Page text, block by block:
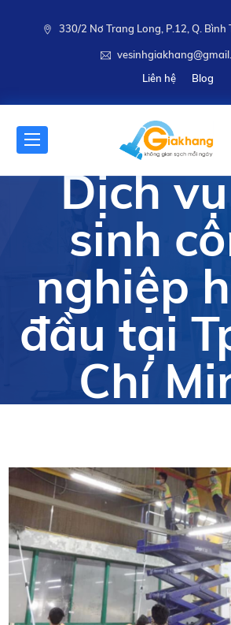
330/2 Nơ Trang Long, P.12, Q. Bình
Liên hệ
Blog
Dịch
sinh
nghiệp
đầu tại
Chí